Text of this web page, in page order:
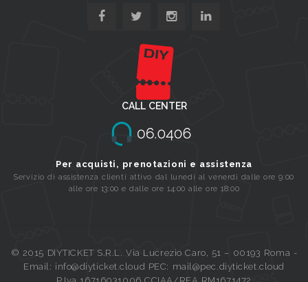
CALL CENTER
Per acquisti, prenotazioni e assistenza
Servizio di assistenza clienti attivo dal lunedi al venerdi dalle ore 9:00
alle ore 13:00 e dalle ore 14:00 alle ore 18:00
© 2015 DIYTICKET S.R.L. Via Lucrezio Caro, 51 – 00193 Roma -
Email: info@diyticket.cloud PEC: mail@pec.diyticket.cloud